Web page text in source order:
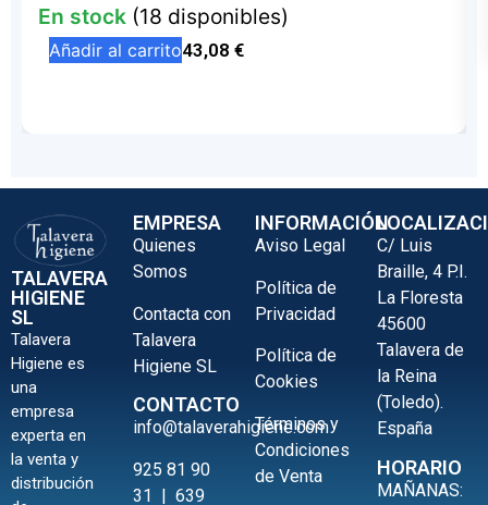
En stock (18 disponibles)
Añadir al carrito43,08 €
TALAVERA
HIGIENE
SL
Talavera
Higiene es
una
empresa
experta en
la venta y
distribución
EMPRESA
Quienes
Somos
Contacta con
Talavera
Higiene SL
CONTACTO
info@talaverahigiene.com
925 81 90
31 | 639
INFORMACIÓN
Aviso Legal
Política de
Privacidad
Política de
Cookies
Términos y
Condiciones
de Venta
C/ Luis
Braille, 4 P.I.
La Floresta
45600
Talavera de
la Reina
(Toledo).
España
HORARIO
MAÑANAS: